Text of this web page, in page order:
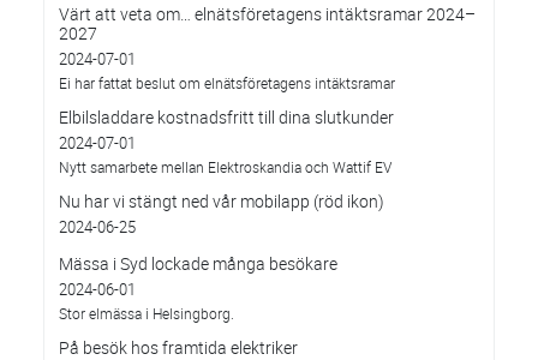
Värt att veta om… elnätsföretagens intäktsramar 2024–
2027
2024-07-01
Ei har fattat beslut om elnätsföretagens intäktsramar
Elbilsladdare kostnadsfritt till dina slutkunder
2024-07-01
Nytt samarbete mellan Elektroskandia och Wattif EV
Nu har vi stängt ned vår mobilapp (röd ikon)
2024-06-25
Mässa i Syd lockade många besökare
2024-06-01
Stor elmässa i Helsingborg.
På besök hos framtida elektriker